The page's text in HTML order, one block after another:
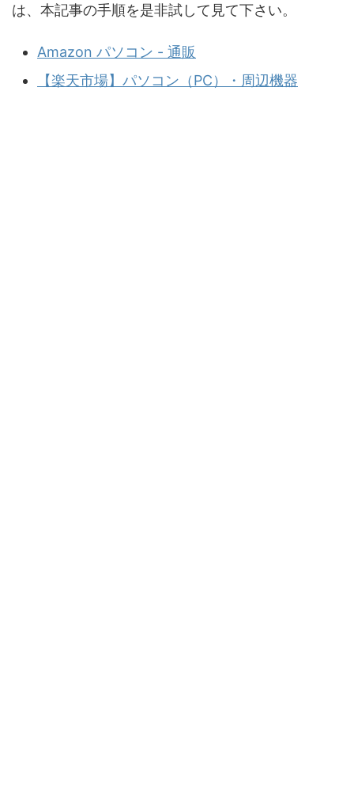
は、本記事の手順を是非試して見て下さい。
Amazon パソコン - 通販
【楽天市場】パソコン（PC）・周辺機器